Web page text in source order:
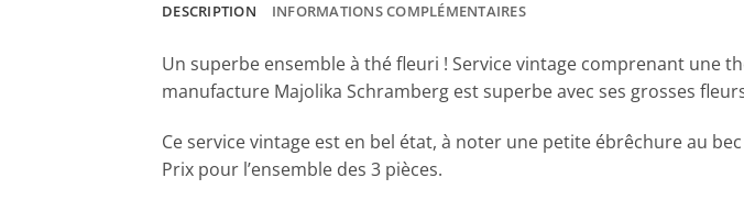
DESCRIPTION INFORMATIONS COMPLÉMENTAIRES
Un superbe ensemble à thé fleuri ! Service vintage comprenant une
manufacture Majolika Schramberg est superbe avec ses grosses
Ce service vintage est en bel état, à noter une petite ébrêchure au
Prix pour l’ensemble des 3 pièces.